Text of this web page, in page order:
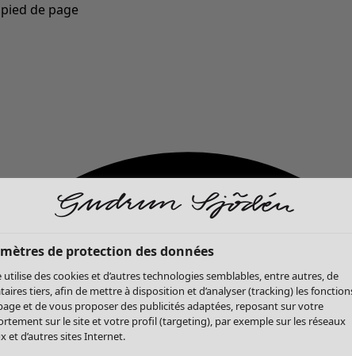
de page
de protection des données
utilise des cookies et d’autres technologies semblables, entre autres, de
tiers, afin de mettre à disposition et d’analyser (tracking) les
et de vous proposer des publicités adaptées, reposant sur votre
sur le site et votre profil (targeting), par exemple sur les réseaux
et d’autres sites Internet.